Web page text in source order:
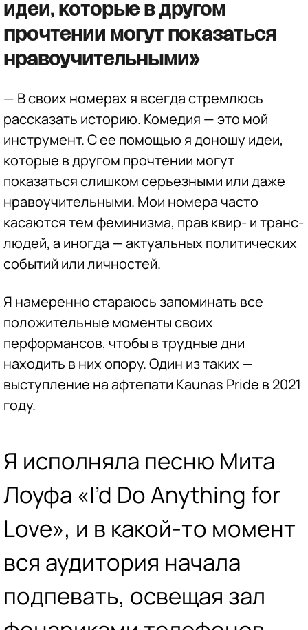
идеи, которые в другом
прочтении могут показаться
нравоучительными»
— В своих номерах я всегда стремлюсь
рассказать историю. Комедия — это мой
инструмент. С ее помощью я доношу идеи,
которые в другом прочтении могут
показаться слишком серьезными или даже
нравоучительными. Мои номера часто
касаются тем феминизма, прав квир- и транс-
людей, а иногда — актуальных политических
событий или личностей.
Я намеренно стараюсь запоминать все
положительные моменты своих
перформансов, чтобы в трудные дни
находить в них опору. Один из таких —
выступление на афтепати Kaunas Pride в 2021
году.
Я исполняла песню Мита
Лоуфа «I’d Do Anything for
Love», и в какой-то момент
вся аудитория начала
подпевать, освещая зал